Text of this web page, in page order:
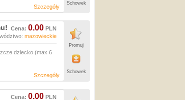
Szczegóły
Schowek
Cena: 0.00 PLN
mazowieckie
dziecko (max 6
Szczegóły
Promuj
Schowek
Cena: 0.00 PLN